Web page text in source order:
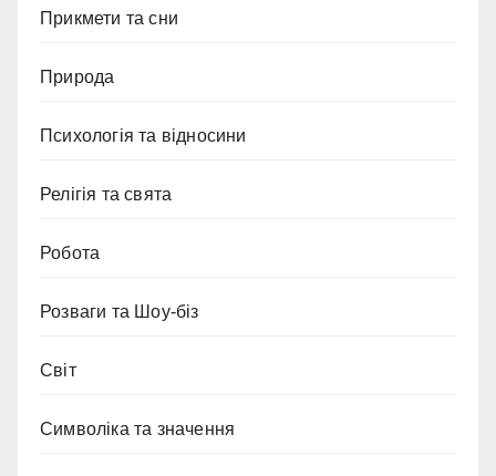
Прикмети та сни
Природа
Психологія та відносини
Релігія та свята
Робота
Розваги та Шоу-біз
Світ
Символіка та значення